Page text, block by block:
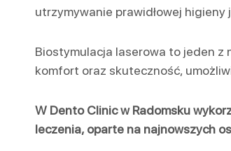
utrzymywanie prawidłowej
Biostymulacja laserowa to jeden z
komfort oraz skuteczność,
W Dento Clinic w Radomsku
leczenia, oparte na najnowszych